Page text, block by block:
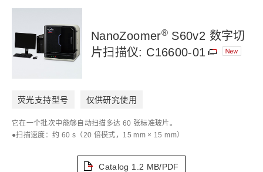
NanoZoomer®S60v2 数字切
片扫描仪: C16600-01
荧光支持型号 仅供研究使用
它在一个批次中能够自动扫描多达 60 张标准玻片。
●扫描速度：约 60 s（20 倍模式，15 mm × 15 mm）
Catalog 1.2 MB/PDF